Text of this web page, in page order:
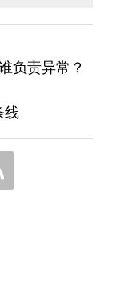
负责异常？
线